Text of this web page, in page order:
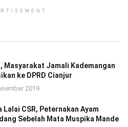
Masyarakat Jamali Kademangan
ke DPRD Cianjur
2019
Lalai CSR, Peternakan Ayam
Sebelah Mata Muspika Mande